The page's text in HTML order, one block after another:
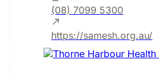
(08) 7099 5300
https://samesh.org.au/